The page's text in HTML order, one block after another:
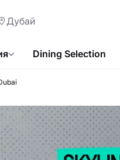
Дубай
Dining Selection